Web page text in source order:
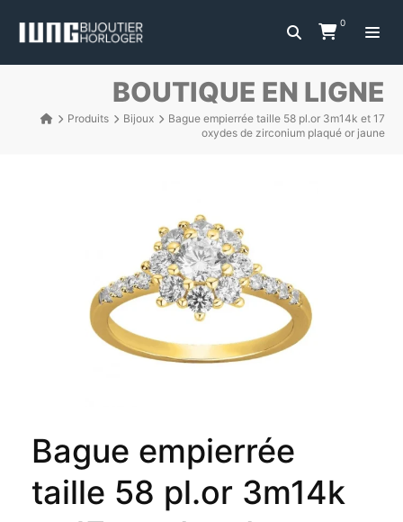
0
BOUTIQUE EN LIGNE
Produits Bijoux
Bague empierrée taille 58 pl.or 3m14k et 17
oxydes de zirconium plaqué or jaune
Bague empierrée
taille 58 pl.or 3m14k